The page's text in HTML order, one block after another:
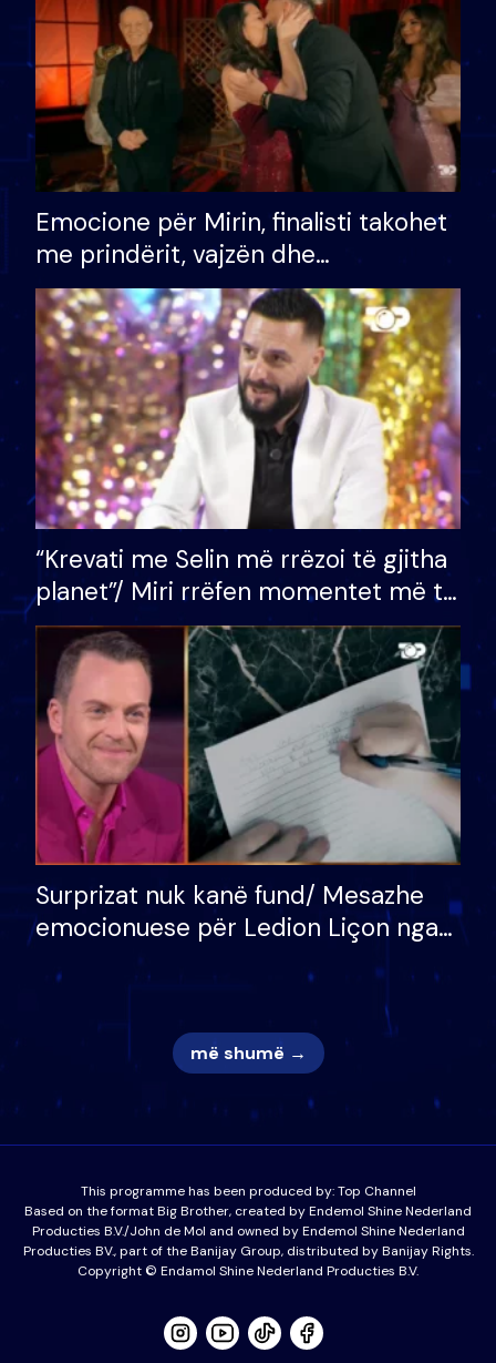
Emocione për Mirin, finalisti takohet
me prindërit, vajzën dhe
bashkëshorten: S’kemi ndonjë letër
divorci apo jo?
“Krevati me Selin më rrëzoi të gjitha
planet”/ Miri rrëfen momentet më të
bukura në shtëpinë e BB VIP: Do më
mungojë zilja e mëngjesit kur…
Surprizat nuk kanë fund/ Mesazhe
emocionuese për Ledion Liçon nga
nëna dhe fëmijët e tij, moderatori
nuk i mban dot lotët: Nuk meritoj…
më shumë →
This programme has been produced by:Top Channel
Based on the format Big Brother, created by Endemol Shine Nederland
Producties B.V./John de Mol and owned by Endemol Shine Nederland
Producties BV., part of the Banijay Group, distributed by Banijay Rights.
Copyright © Endamol Shine Nederland Producties B.V.